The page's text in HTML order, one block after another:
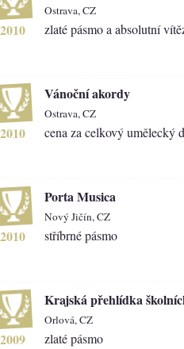
2010
Ostrava, CZ
zlaté pásmo a absolutní
2010
Vánoční akordy
Ostrava, CZ
cena za celkový umělecký
2010
Porta Musica
Nový Jičín, CZ
stříbrné pásmo
2009
Krajská přehlídka
Orlová, CZ
zlaté pásmo